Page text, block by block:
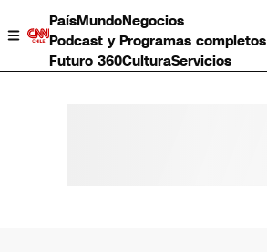
PaísMundoNegocios
Podcast y Programas completos
Futuro 360CulturaServicios